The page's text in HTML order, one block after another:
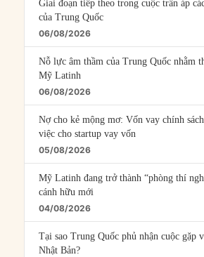
Giai đoạn tiếp theo trong cuộc trấn áp
của Trung Quốc
06/08/2026
Nỗ lực âm thầm của Trung Quốc nhằm
Mỹ Latinh
06/08/2026
Nợ cho kẻ mộng mơ: Vốn vay chính
việc cho startup vay vốn
05/08/2026
Mỹ Latinh đang trở thành “phòng thí
cánh hữu mới
04/08/2026
Tại sao Trung Quốc phủ nhận cuộc gặp
Nhật Bản?